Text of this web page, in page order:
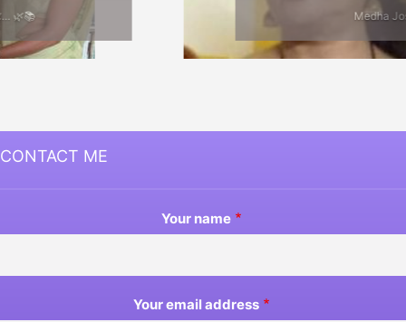
CONTACT ME
Your name
Your email address